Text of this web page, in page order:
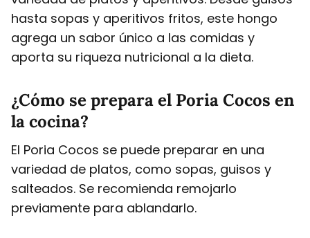
hasta sopas y aperitivos fritos, este hongo
agrega un sabor único a las comidas y
aporta su riqueza nutricional a la dieta.
¿Cómo se prepara el Poria Cocos en
la cocina?
El Poria Cocos se puede preparar en una
variedad de platos, como sopas, guisos y
salteados. Se recomienda remojarlo
previamente para ablandarlo.